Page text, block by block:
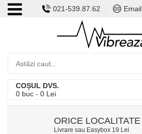
021-539.87.62 Email
COȘUL DVS.
0 buc - 0 Lei
ORICE LOCALITATE
Livrare sau Easybox 19 Lei